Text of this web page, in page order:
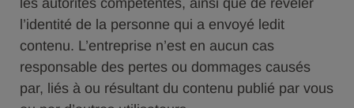
les autorités compétentes, ainsi que de révéler
l’identité de la personne qui a envoyé ledit
contenu. L’entreprise n’est en aucun cas
responsable des pertes ou dommages causés
par, liés à ou résultant du contenu publié par vous